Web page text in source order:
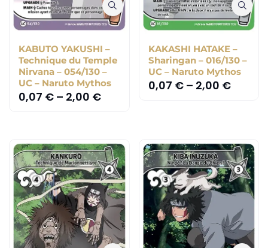
KABUTO YAKUSHI –
Technique du Temple
Nirvana – 054/130 –
UC – Naruto Mythos
0,07 € – 2,00 €
KAKASHI HATAKE –
Sharingan – 016/130 –
UC – Naruto Mythos
0,07 €– 2,00 €